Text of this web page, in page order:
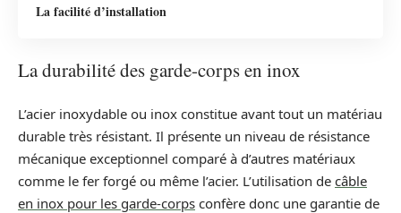
La facilité d’installation
La durabilité des garde-corps en inox
L’acier inoxydable ou inox constitue avant tout un matériau
durable très résistant. Il présente un niveau de résistance
mécanique exceptionnel comparé à d’autres matériaux
comme le fer forgé ou même l’acier. L’utilisation de câble
en inox pour les garde-corps confère donc une garantie de